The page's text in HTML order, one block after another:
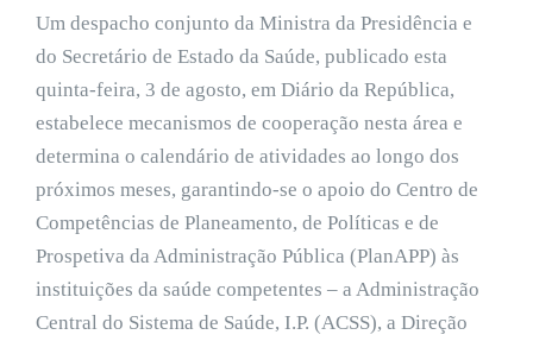
Um despacho conjunto da Ministra da Presidência e
do Secretário de Estado da Saúde, publicado esta
quinta-feira, 3 de agosto, em Diário da República,
estabelece mecanismos de cooperação nesta área e
determina o calendário de atividades ao longo dos
próximos meses, garantindo-se o apoio do Centro de
Competências de Planeamento, de Políticas e de
Prospetiva da Administração Pública (PlanAPP) às
instituições da saúde competentes – a Administração
Central do Sistema de Saúde, I.P. (ACSS), a Direção